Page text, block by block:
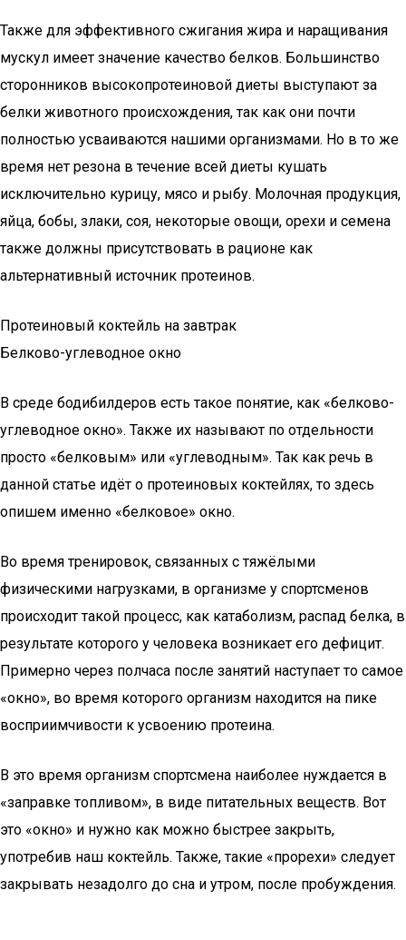
Также для эффективного сжигания жира и наращивания
мускул имеет значение качество белков. Большинство
сторонников высокопротеиновой диеты выступают за
белки животного происхождения, так как они почти
полностью усваиваются нашими организмами. Но в то же
время нет резона в течение всей диеты кушать
исключительно курицу, мясо и рыбу. Молочная продукция,
яйца, бобы, злаки, соя, некоторые овощи, орехи и семена
также должны присутствовать в рационе как
альтернативный источник протеинов.
Протеиновый коктейль на завтрак
Белково-углеводное окно
В среде бодибилдеров есть такое понятие, как «белково-
углеводное окно». Также их называют по отдельности
просто «белковым» или «углеводным». Так как речь в
данной статье идёт о протеиновых коктейлях, то здесь
опишем именно «белковое» окно.
Во время тренировок, связанных с тяжёлыми
физическими нагрузками, в организме у спортсменов
происходит такой процесс, как катаболизм, распад белка, в
результате которого у человека возникает его дефицит.
Примерно через полчаса после занятий наступает то самое
«окно», во время которого организм находится на пике
восприимчивости к усвоению протеина.
В это время организм спортсмена наиболее нуждается в
«заправке топливом», в виде питательных веществ. Вот
это «окно» и нужно как можно быстрее закрыть,
употребив наш коктейль. Также, такие «прорехи» следует
закрывать незадолго до сна и утром, после пробуждения.